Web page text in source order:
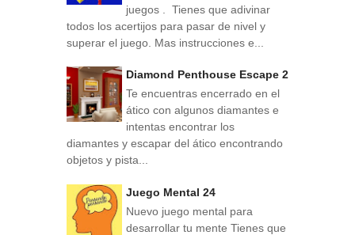
juegos . Tienes que adivinar
todos los acertijos para pasar de nivel y
superar el juego. Mas instrucciones e...
Diamond Penthouse Escape 2
Te encuentras encerrado en el
ático con algunos diamantes e
intentas encontrar los
diamantes y escapar del ático encontrando
objetos y pista...
Juego Mental 24
Nuevo juego mental para
desarrollar tu mente Tienes que